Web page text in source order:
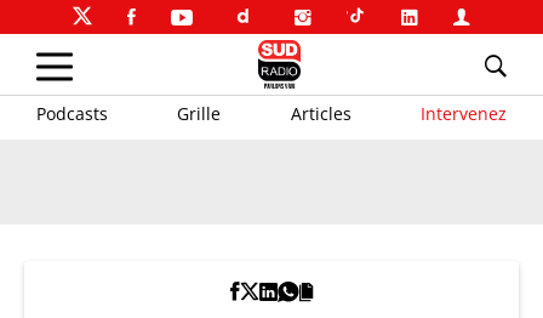
Podcasts Grille Articles Intervenez